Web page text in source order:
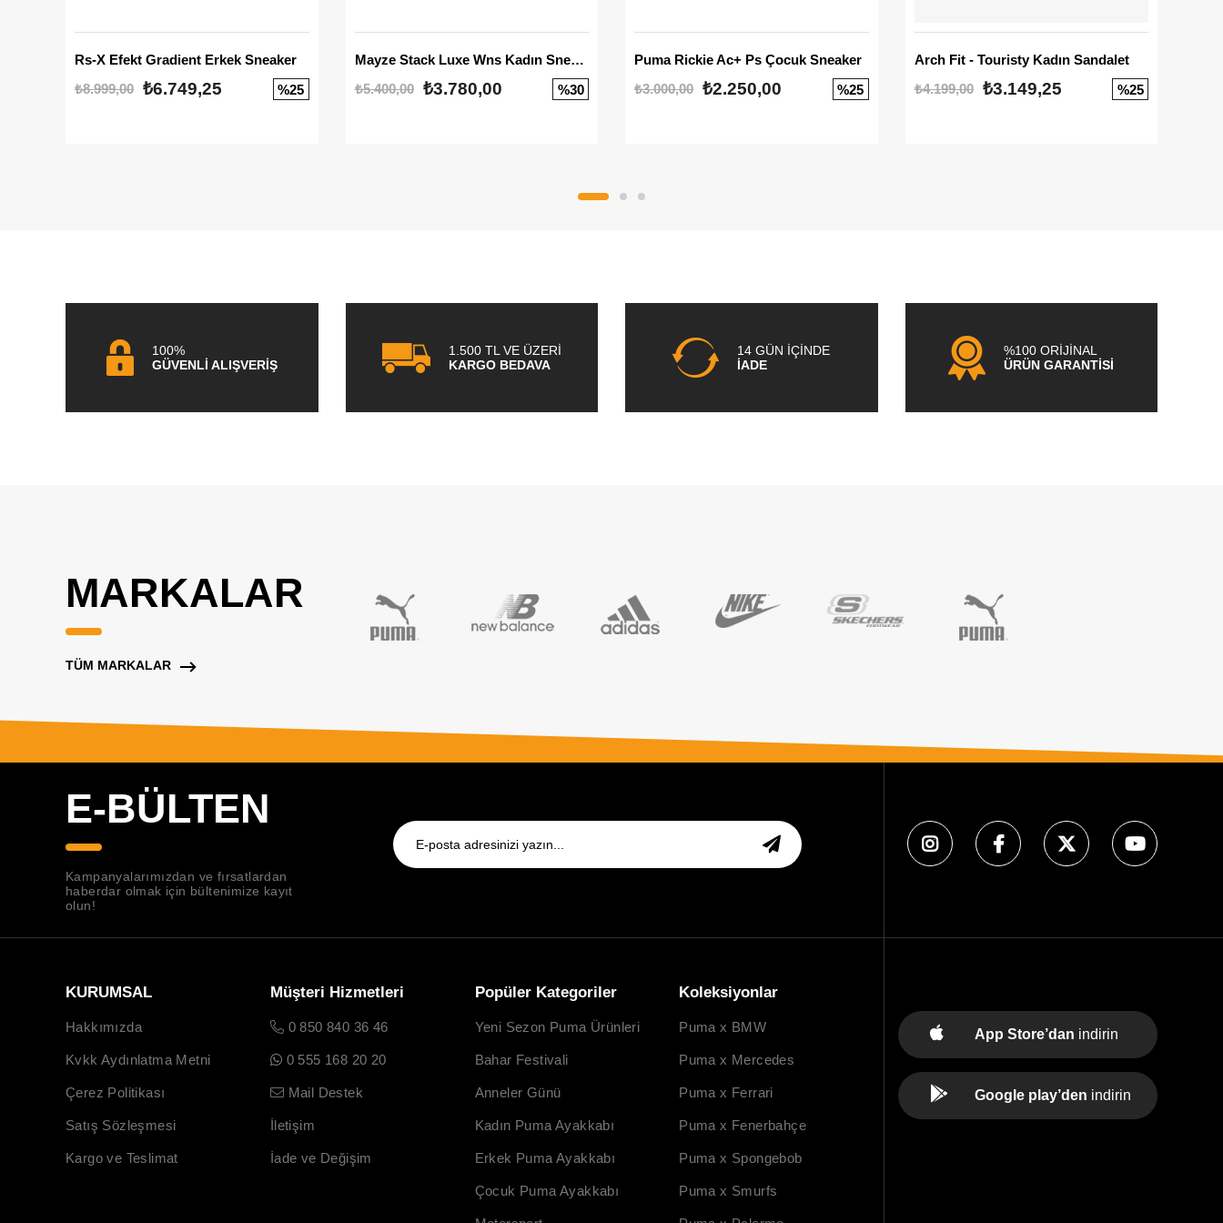
Rs-X Efekt Gradient Erkek Sneaker
₺8.999,00 ₺6.749,25 %25
Mayze Stack Luxe Wns Kadın Sneaker
₺5.400,00
₺3.780,00 %30
Puma Rickie Ac+ Ps Çocuk Sneaker
₺3.000,00 ₺2.250,00 %25
Arch Fit - Touristy Kadın Sandalet
₺4.199,00
₺3.149,25 %25
100%
GÜVENLİ ALIŞVERİŞ
1.500 TL VE ÜZERİ
KARGO BEDAVA
14 GÜN İÇİNDE
İADE
%100 ORİJİNAL
ÜRÜN GARANTİSİ
MARKALAR
TÜM MARKALAR
E-BÜLTEN
Kampanyalarımızdan ve fırsatlardan
haberdar olmak için bültenimize kayıt
olun!
KURUMSAL
Hakkımızda
Kvkk Aydınlatma Metni
Çerez Politikası
Satış Sözleşmesi
Kargo ve Teslimat
Müşteri Hizmetleri
0 850 840 36 46
0 555 168 20 20
Mail Destek
İletişim
İade ve Değişim
Popüler Kategoriler
Yeni Sezon Puma Ürünleri
Bahar Festivali
Anneler Günü
Kadın Puma Ayakkabı
Erkek Puma Ayakkabı
Çocuk Puma Ayakkabı
Koleksiyonlar
Puma x BMW
Puma x Mercedes
Puma x Ferrari
Puma x Fenerbahçe
Puma x Spongebob
Puma x Smurfs
App Store’dan indirin
Google play’den indirin